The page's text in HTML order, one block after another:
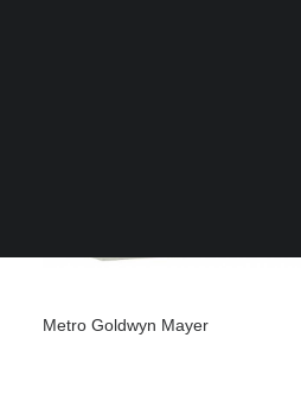
Metro Goldwyn Mayer